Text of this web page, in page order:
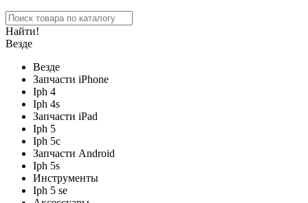
Найти!
Везде
Везде
Запчасти iPhone
Iph 4
Iph 4s
Запчасти iPad
Iph 5
Iph 5c
Запчасти Android
Iph 5s
Инструменты
Iph 5 se